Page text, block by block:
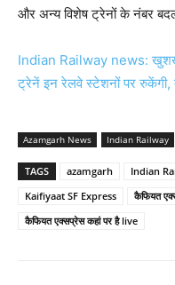
और अन्य विशेष ट्रेनों के नंबर
Indian Railway news:
ट्रेनें इन रेलवे स्टेशनों पर
Azamgarh News Indian Railway
TAGS azamgarh Indian
Kaifiyaat SF Express
कैफियत
कैफियत एक्सप्रेस कहां पर है live